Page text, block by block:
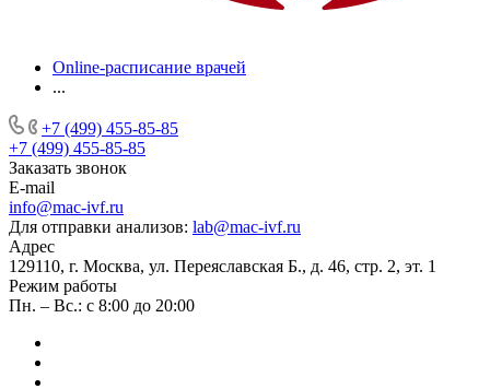
Online-расписание врачей
...
+7 (499) 455-85-85
+7 (499) 455-85-85
Заказать звонок
E-mail
info@mac-ivf.ru
Для отправки анализов: lab@mac-ivf.ru
Адрес
129110, г. Москва, ул. Переяславская Б., д. 46, стр. 2, эт. 1
Режим работы
Пн. – Вс.: с 8:00 до 20:00